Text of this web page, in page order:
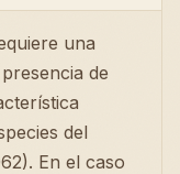
una
de
del
En el caso